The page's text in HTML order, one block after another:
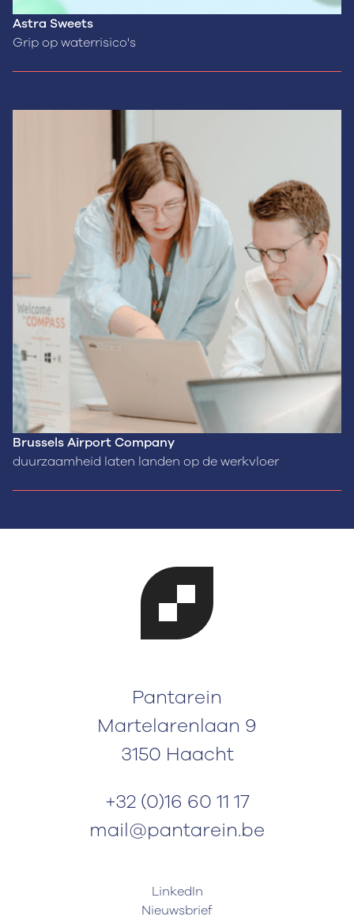
Astra Sweets
Grip op waterrisico's
Brussels Airport Company
duurzaamheid laten landen op de werkvloer
LinkedIn
Nieuwsbrief
Pantarein
Martelarenlaan 9
3150 Haacht
+32 (0)16 60 11 17
mail@pantarein.be